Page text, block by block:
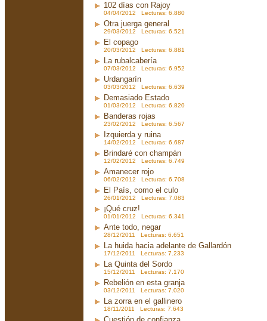
102 días con Rajoy
04/04/2012 Lecturas: 6.880
Otra juerga general
29/03/2012 Lecturas: 6.521
El copago
20/03/2012 Lecturas: 6.881
La rubalcabería
07/03/2012 Lecturas: 6.952
Urdangarín
03/03/2012 Lecturas: 6.639
Demasiado Estado
01/03/2012 Lecturas: 6.820
Banderas rojas
23/02/2012 Lecturas: 6.567
Izquierda y ruina
14/02/2012 Lecturas: 6.687
Brindaré con champán
12/02/2012 Lecturas: 6.749
Amanecer rojo
06/02/2012 Lecturas: 6.708
El País, como el culo
26/01/2012 Lecturas: 7.083
¡Qué cruz!
01/01/2012 Lecturas: 6.341
Ante todo, negar
28/12/2011 Lecturas: 6.651
La huida hacia adelante de Gallardón
17/12/2011 Lecturas: 7.233
La Quinta del Sordo
15/12/2011 Lecturas: 7.170
Rebelión en esta granja
03/12/2011 Lecturas: 7.020
La zorra en el gallinero
18/11/2011 Lecturas: 7.643